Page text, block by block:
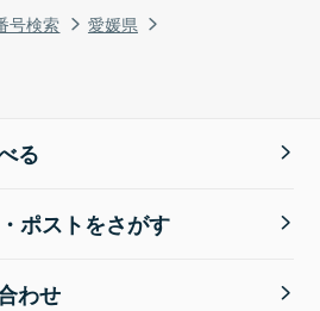
号検索
愛媛県
る
ポストをさがす
わせ